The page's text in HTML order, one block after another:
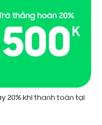
20% khi thanh toán tại